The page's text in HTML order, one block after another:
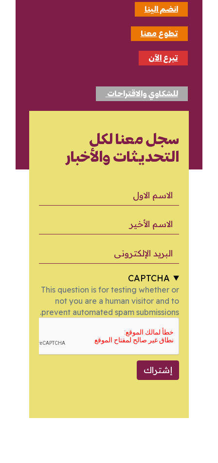
انضم الينا
تطوع معنا
تبرع الآن
للشكاوي والاقتراحات
سجل معنا لكل
التحديثات والأخبار
CAPTCHA
This question is for testing whether or
not you are a human visitor and to
prevent automated spam submissions.
إشتراك